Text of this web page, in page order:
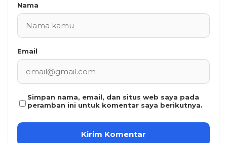
Nama
Email
Simpan nama, email, dan situs web saya pada
peramban ini untuk komentar saya berikutnya.